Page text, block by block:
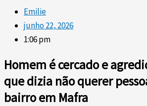
Emilie
junho 22, 2026
1:06 pm
Homem é cercado e
que dizia não querer
bairro em Mafra